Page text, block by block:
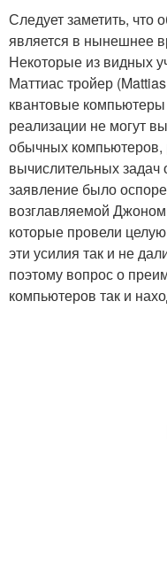
Следует заметить, что
является в нынешнее
Некоторые из видных
Маттиас тройер
квантовые
реализации не могут
обычных
вычислительных
заявление было
возглавляемой
которые провели
эти усилия так и не
поэтому вопрос о
компьютеров так и